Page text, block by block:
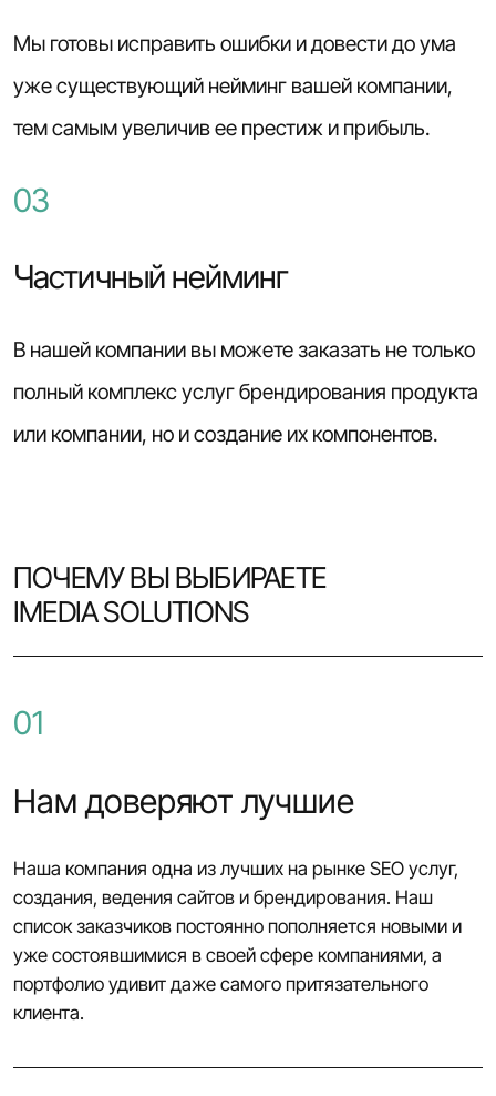
Мы готовы исправить ошибки и довести до ума
уже существующий нейминг вашей компании,
тем самым увеличив ее престиж и прибыль.
03
Частичный нейминг
В нашей компании вы можете заказать не только
полный комплекс услуг брендирования продукта
или компании, но и создание их компонентов.
ПОЧЕМУ ВЫ ВЫБИРАЕТЕ
IMEDIA SOLUTIONS
01
Нам доверяют лучшие
Наша компания одна из лучших на рынке SEO услуг,
создания, ведения сайтов и брендирования. Наш
список заказчиков постоянно пополняется новыми и
уже состоявшимися в своей сфере компаниями, а
портфолио удивит даже самого притязательного
клиента.